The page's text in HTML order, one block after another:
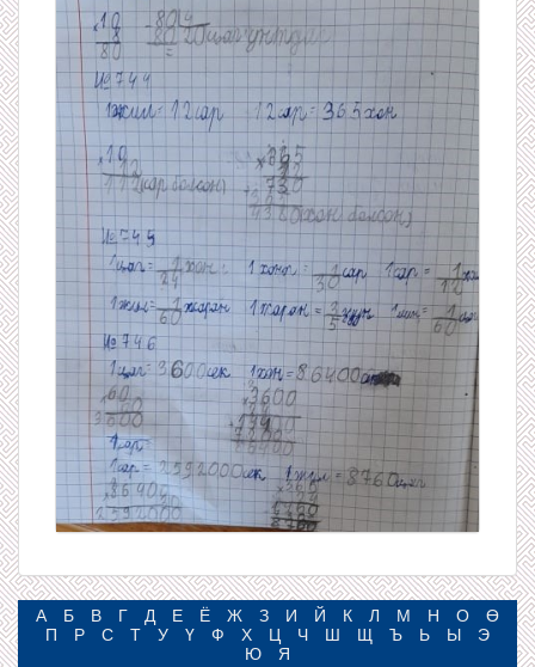
А Б В Г Д Е Ё Ж З И Й К Л М Н О
Ө
П
Р С Т У Ү Ф Х Ц Ч Ш Щ Ъ Ь Ы
Э
Ю
Я